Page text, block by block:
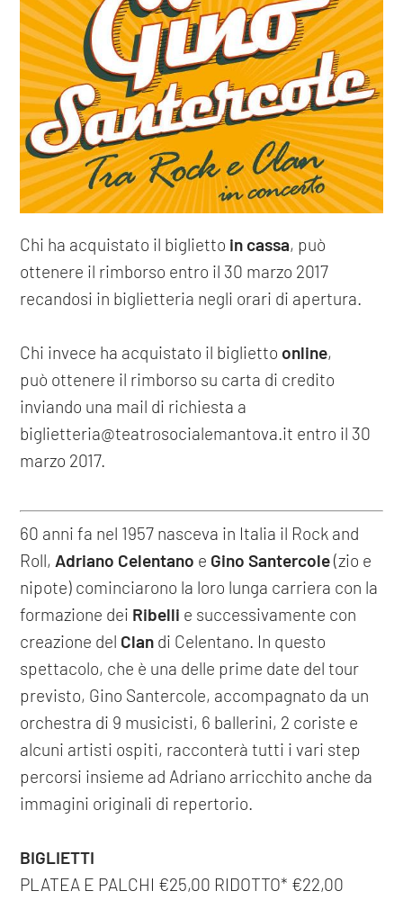
Chi ha acquistato il biglietto in cassa, può
ottenere il rimborso entro il 30 marzo 2017
recandosi in biglietteria negli orari di apertura.
Chi invece ha acquistato il biglietto online,
può ottenere il rimborso su carta di credito
inviando una mail di richiesta a
biglietteria@teatrosocialemantova.it entro il 30
marzo 2017.
60 anni fa nel 1957 nasceva in Italia il Rock and
Roll, Adriano Celentano e Gino Santercole(zio e
nipote) cominciarono la loro lunga carriera con la
formazione dei Ribelli e successivamente con
creazione del Clan di Celentano. In questo
spettacolo, che è una delle prime date del tour
previsto, Gino Santercole, accompagnato da un
orchestra di 9 musicisti, 6 ballerini, 2 coriste e
alcuni artisti ospiti, racconterà tutti i vari step
percorsi insieme ad Adriano arricchito anche da
immagini originali di repertorio.
BIGLIETTI
PLATEA E PALCHI €25,00 RIDOTTO* €22,00